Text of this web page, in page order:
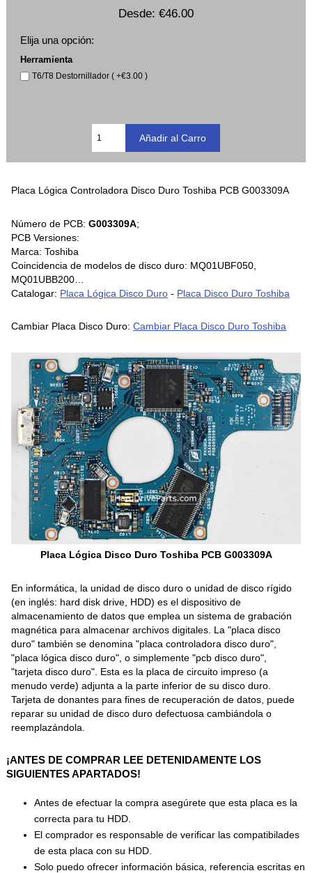
Desde: €46.00
Elija una opción:
Herramienta
T6/T8 Destornillador ( +€3.00 )
Placa Lógica Controladora Disco Duro Toshiba PCB G003309A
Número de PCB:G003309A;
PCB Versiones:
Marca: Toshiba
Coincidencia de modelos de disco duro: MQ01UBF050,
MQ01UBB200…
Catalogar: Placa Lógica Disco Duro - Placa Disco Duro Toshiba
Cambiar Placa Disco Duro:Cambiar Placa Disco Duro Toshiba
Placa Lógica Disco Duro Toshiba PCB G003309A
En informática, la unidad de disco duro o unidad de disco rígido
(en inglés: hard disk drive, HDD) es el dispositivo de
almacenamiento de datos que emplea un sistema de grabación
magnética para almacenar archivos digitales. La "placa disco
duro" también se denomina "placa controladora disco duro",
"placa lógica disco duro", o simplemente "pcb disco duro",
"tarjeta disco duro". Esta es la placa de circuito impreso (a
menudo verde) adjunta a la parte inferior de su disco duro.
Tarjeta de donantes para fines de recuperación de datos, puede
reparar su unidad de disco duro defectuosa cambiándola o
reemplazándola.
¡ANTES DE COMPRAR LEE DETENIDAMENTE LOS
SIGUIENTES APARTADOS!
Antes de efectuar la compra asegúrete que esta placa es la
correcta para tu HDD.
El comprador es responsable de verificar las compatibilades
de esta placa con su HDD.
Solo puedo ofrecer información básica, referencia escritas en